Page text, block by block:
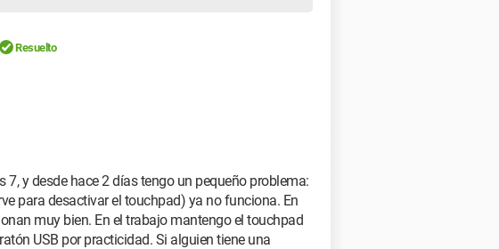
Resuelto
y desde hace 2 días tengo un pequeño problema:
para desactivar el touchpad) ya no funciona. En
muy bien. En el trabajo mantengo el touchpad
USB por practicidad. Si alguien tiene una